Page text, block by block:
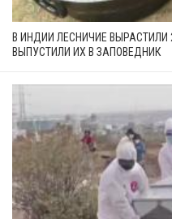
В ИНДИИ ЛЕСНИЧИЕ
ВЫПУСТИЛИ ИХ В ЗАПОВЕДНИК